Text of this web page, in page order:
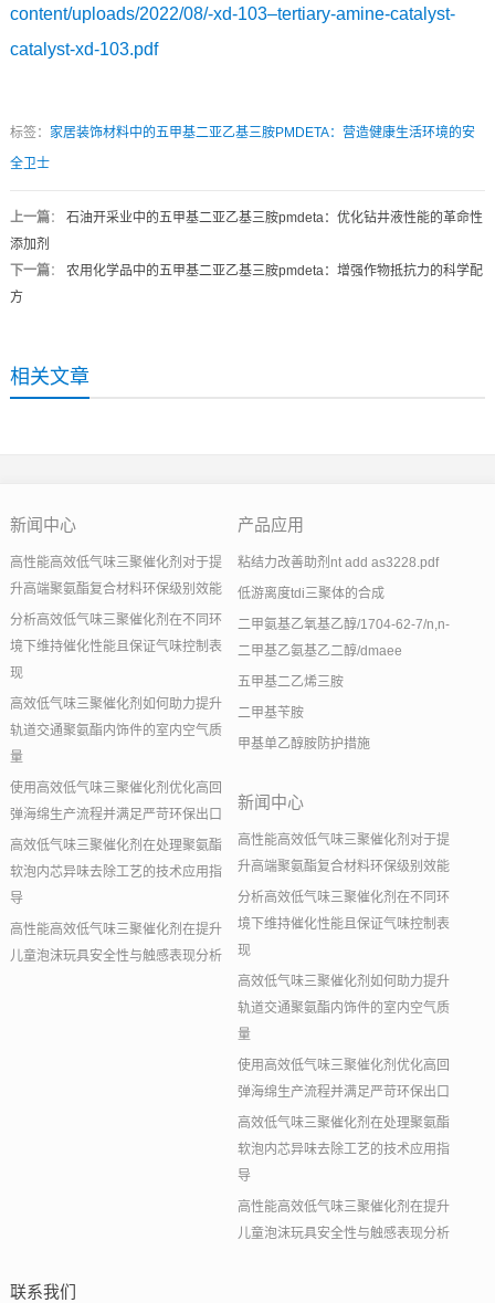
content/uploads/2022/08/-xd-103–tertiary-amine-catalyst-
catalyst-xd-103.pdf
标签： 家居装饰材料中的五甲基二亚乙基三胺PMDETA：营造健康生活环境的安
全卫士
上一篇： 石油开采业中的五甲基二亚乙基三胺pmdeta：优化钻井液性能的革命性
添加剂
下一篇： 农用化学品中的五甲基二亚乙基三胺pmdeta：增强作物抵抗力的科学配
方
相关文章
新闻中心
高性能高效低气味三聚催化剂对于提
升高端聚氨酯复合材料环保级别效能
分析高效低气味三聚催化剂在不同环
境下维持催化性能且保证气味控制表
现
高效低气味三聚催化剂如何助力提升
轨道交通聚氨酯内饰件的室内空气质
量
使用高效低气味三聚催化剂优化高回
弹海绵生产流程并满足严苛环保出口
高效低气味三聚催化剂在处理聚氨酯
软泡内芯异味去除工艺的技术应用指
导
高性能高效低气味三聚催化剂在提升
儿童泡沫玩具安全性与触感表现分析
产品应用
粘结力改善助剂nt add as3228.pdf
低游离度tdi三聚体的合成
二甲氨基乙氧基乙醇/1704-62-7/n,n-
二甲基乙氨基乙二醇/dmaee
五甲基二乙烯三胺
二甲基苄胺
甲基单乙醇胺防护措施
新闻中心
高性能高效低气味三聚催化剂对于提
升高端聚氨酯复合材料环保级别效能
分析高效低气味三聚催化剂在不同环
境下维持催化性能且保证气味控制表
现
高效低气味三聚催化剂如何助力提升
轨道交通聚氨酯内饰件的室内空气质
量
使用高效低气味三聚催化剂优化高回
弹海绵生产流程并满足严苛环保出口
高效低气味三聚催化剂在处理聚氨酯
软泡内芯异味去除工艺的技术应用指
导
高性能高效低气味三聚催化剂在提升
儿童泡沫玩具安全性与触感表现分析
联系我们